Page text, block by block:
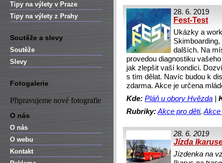
Tipy na výlety v Praze
Tipy na výlety z Prahy
Soutěže a slevy
Soutěže
Slevy
Fotogalerie
Připravujeme nové fotografie
O nás
O nás
O webu
Kontakt
28. 6. 2019
Fest-Test
Ukázky a
dalších. Na
provedou diagnostiku
jak zlepšit vaší kondici.
s tím dělat. Navíc budou k
zdarma. Akce je určena
Kde: Pláň u obory Hvězda
Rubriky:Akce pro děti, Akce
28. 6. 2019
Jízda
Jízdenka na